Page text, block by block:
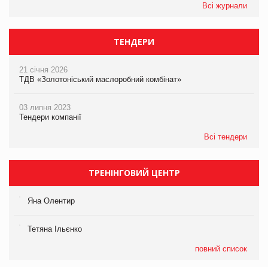
Всі журнали
ТЕНДЕРИ
21 січня 2026
ТДВ «Золотоніський маслоробний комбінат»
03 липня 2023
Тендери компанії
Всі тендери
ТРЕНІНГОВИЙ ЦЕНТР
Яна Олентир
Тетяна Ільєнко
повний список